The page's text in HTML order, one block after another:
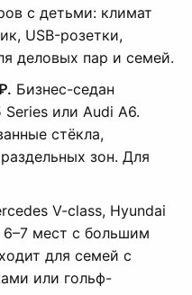
с детьми: климат
USB-розетки,
деловых пар и семей.
Бизнес-седан
Series или Audi A6.
стёкла,
зон. Для
V-class, Hyundai
мест с большим
для семей с
или гольф-